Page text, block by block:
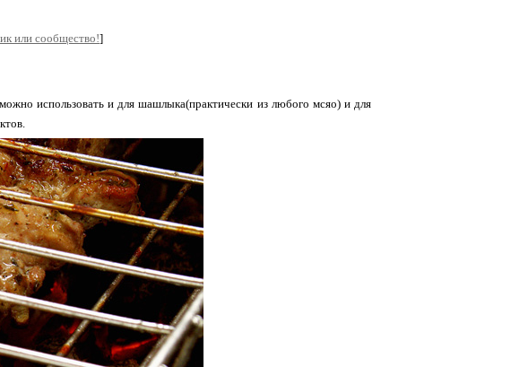
или сообщество!]
использовать и для шашлыка(практически из любого мсяо) и для